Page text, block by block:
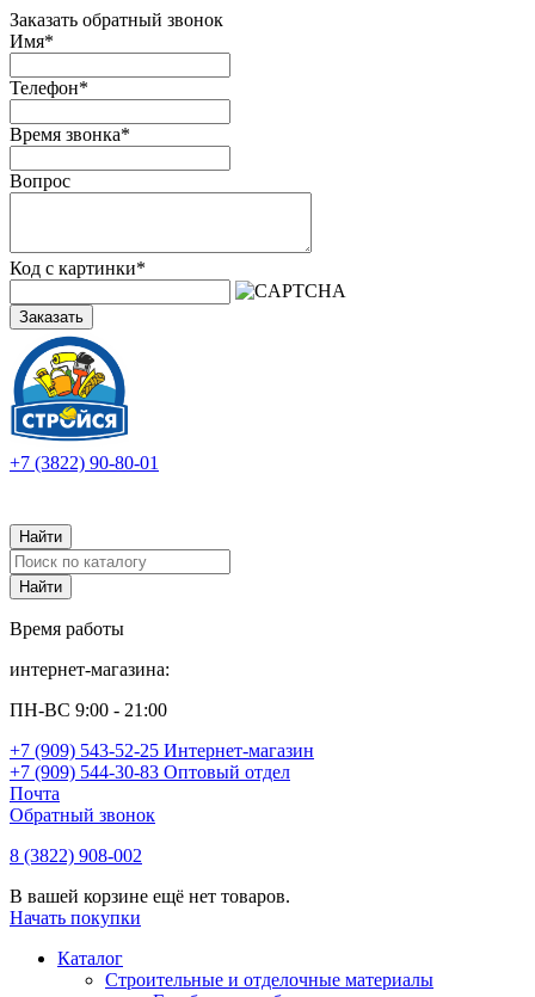
Заказать обратный звонок
Имя*
Телефон*
Время звонка*
Вопрос
Код с картинки*
Заказать
+7 (3822) 90-80-01
Время работы
интернет-магазина:
ПН-ВС 9:00 - 21:00
+7 (909) 543-52-25 Интернет-магазин
+7 (909) 544-30-83 Оптовый отдел
Почта
Обратный звонок
8 (3822) 908-002
В вашей корзине ещё нет товаров.
Начать покупки
Каталог
Строительные и отделочные материалы